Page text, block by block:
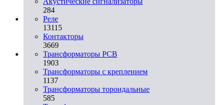
284
Реле
13115
Контакторы
3669
Трансформаторы PCB
1903
Трансформаторы с креплением
1137
Трансформаторы тороидальные
585